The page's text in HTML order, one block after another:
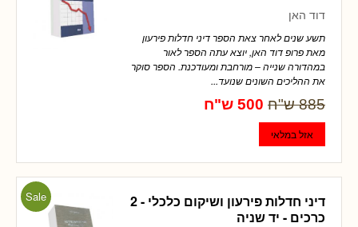
דוד האן
תשע שנים לאחר צאת הספר דיני חדלות פירעון
מאת פרופ דוד האן, יוצא עתה הספר לאור
במהדורה שנייה – מורחבת ומעודכנת. הספר סוקר
את ההליכים השונים שנועד...
885 ש"ח 500 ש"ח
Sale
דיני חדלות פירעון ושיקום כלכלי - 2
כרכים - יד שניה